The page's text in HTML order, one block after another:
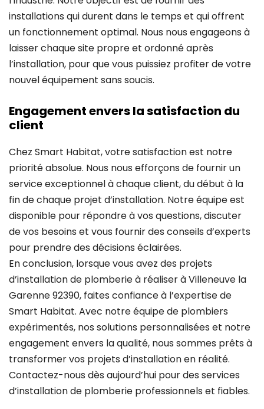
installations qui durent dans le temps et qui offrent
un fonctionnement optimal. Nous nous engageons à
laisser chaque site propre et ordonné après
l’installation, pour que vous puissiez profiter de votre
nouvel équipement sans soucis.
Engagement envers la satisfaction du
client
Chez Smart Habitat, votre satisfaction est notre
priorité absolue. Nous nous efforçons de fournir un
service exceptionnel à chaque client, du début à la
fin de chaque projet d’installation. Notre équipe est
disponible pour répondre à vos questions, discuter
de vos besoins et vous fournir des conseils d’experts
pour prendre des décisions éclairées.
En conclusion, lorsque vous avez des projets
d’installation de plomberie à réaliser à Villeneuve la
Garenne 92390, faites confiance à l’expertise de
Smart Habitat. Avec notre équipe de plombiers
expérimentés, nos solutions personnalisées et notre
engagement envers la qualité, nous sommes prêts à
transformer vos projets d’installation en réalité.
Contactez-nous dès aujourd’hui pour des services
d’installation de plomberie professionnels et fiables.